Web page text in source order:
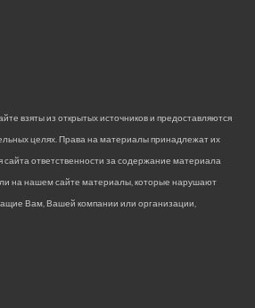
взяты из открытых источников и предоставляются
целях. Права на материалы принадлежат их
ответственности за содержание материала
на нашем сайте материалы, которые нарушают
Вам, Вашей компании или организации,